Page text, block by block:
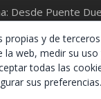
Desde Puente
otoño en España
propias y de
la web, medir su
todas las
sus preferencias.